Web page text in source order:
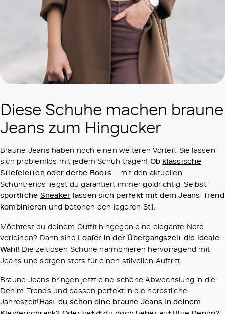
Diese Schuhe machen braune
Jeans zum Hingucker
Braune Jeans haben noch einen weiteren Vorteil: Sie lassen
sich problemlos mit jedem Schuh tragen! Ob klassische
Stiefeletten oder derbe Boots– mit den aktuellen
Schuhtrends liegst du garantiert immer goldrichtig. Selbst
sportliche Sneaker lassen sich perfekt mit dem Jeans-Trend
kombinieren und betonen den legeren Stil.
Möchtest du deinem Outfit hingegen eine elegante Note
verleihen? Dann sind Loafer in der Übergangszeit die ideale
Wahl! Die zeitlosen Schuhe harmonieren hervorragend mit
Jeans und sorgen stets für einen stilvollen Auftritt.
Braune Jeans bringen jetzt eine schöne Abwechslung in die
Denim-Trends und passen perfekt in die herbstliche
Jahreszeit!Hast du schon eine braune Jeans in deinem